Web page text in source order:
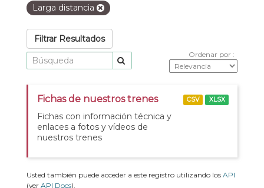
Larga distancia
Filtrar Resultados
Ordenar por
Fichas de nuestros trenes
Fichas con información técnica y
enlaces a fotos y vídeos de
nuestros trenes
CSV XLSX
Usted también puede acceder a este registro utilizando los API
(ver API Docs).